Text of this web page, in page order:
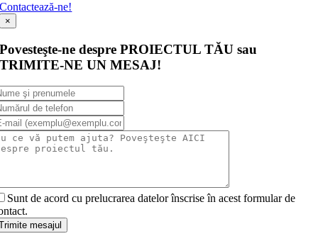
Contactează-ne!
×
Povesteşte-ne despre PROIECTUL TĂU sau
TRIMITE-NE UN MESAJ!
Sunt de acord cu prelucrarea datelor înscrise în acest formular de
mesajul